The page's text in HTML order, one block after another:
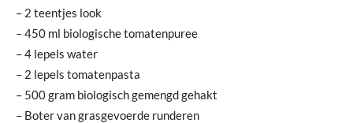
– 2 teentjes look
– 450 ml biologische tomatenpuree
– 4 lepels water
– 2 lepels tomatenpasta
– 500 gram biologisch gemengd gehakt
– Boter van grasgevoerde runderen